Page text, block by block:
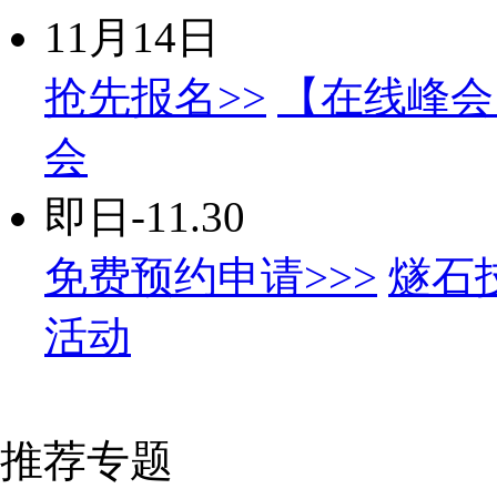
11月14日
抢先报名>>
【在线峰
会
即日-11.30
免费预约申请>>> 燧石
活动
推荐专题